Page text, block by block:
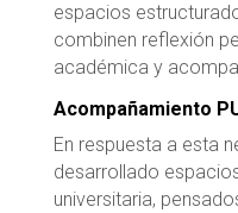
espacios
combinen reflexión
académica y
Acompañamiento
En respuesta a esta
desarrollado
universitaria,